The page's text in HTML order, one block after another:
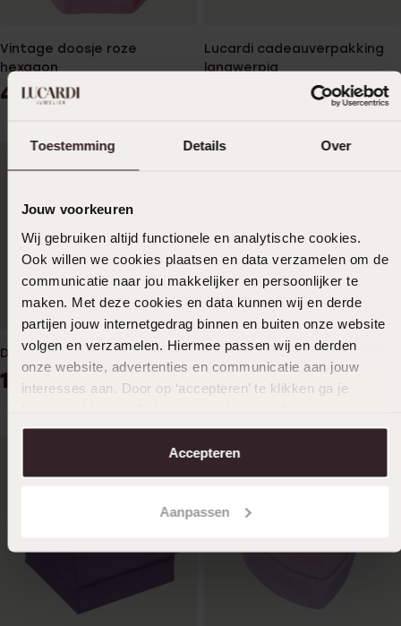
Toestemming Details Over
Jouw voorkeuren
Wij gebruiken altijd functionele en analytische cookies.
Ook willen we cookies plaatsen en data verzamelen om de
communicatie naar jou makkelijker en persoonlijker te
maken. Met deze cookies en data kunnen wij en derde
partijen jouw internetgedrag binnen en buiten onze website
volgen en verzamelen. Hiermee passen wij en derden
onze website, advertenties en communicatie aan jouw
interesses aan. Door op ‘accepteren’ te klikken ga je
aanpassen. Lees er meer over in onscookiebeleid.
Accepteren
Aanpassen
Vintage doosje roze
hexagon
4 99
Lucardi cadeauverpakking
langwerpig
DISNEY boekje
1
DISNEY kaartje
1 99